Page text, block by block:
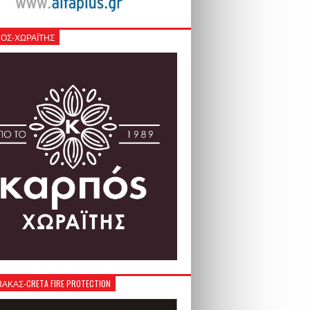
ΧΩΡΑΪΤΗΣ
CRETA FIRE PROTECTION